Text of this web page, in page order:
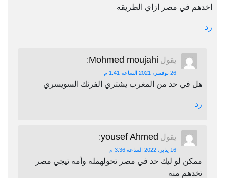
اخدهم في مصر ازاي الطريقه
رد
يقول Mohmed moujahi
:
26 نوفمبر، 2021 الساعة 1:41 م
هل في حد من المغرب يشتري الفرنك السويسري
رد
يقول yousef Ahmed
:
16 يناير، 2022 الساعة 3:36 م
ممكن لو ليك حد في مصر تحولهمله وأمه تيجي مصر
تخدهم منه